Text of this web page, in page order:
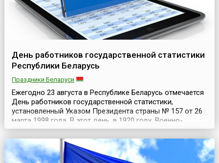
День работников государственной статистики
Республики Беларусь
Праздники Беларуси
Ежегодно 23 августа в Республике Беларусь отмечается
День работников государственной статистики,
установленный Указом Президента страны № 157 от 26
марта 1998 года. В этот день, в 1920 году, Военно-
революционный комитет Беларуси принял
постановление о создании Центрального
статистического бюро. В 1994 году бюро было
преобразовано в Министерство статистики и анализа, в